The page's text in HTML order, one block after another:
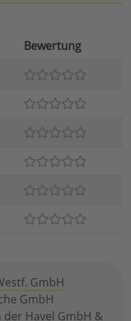
Bewertung
GmbH
GmbH
Havel GmbH &